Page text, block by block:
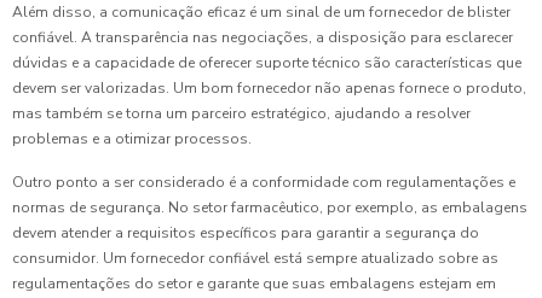
Além disso, a comunicação eficaz é um sinal de um fornecedor de blister
confiável. A transparência nas negociações, a disposição para esclarecer
dúvidas e a capacidade de oferecer suporte técnico são características que
devem ser valorizadas. Um bom fornecedor não apenas fornece o produto,
mas também se torna um parceiro estratégico, ajudando a resolver
problemas e a otimizar processos.
Outro ponto a ser considerado é a conformidade com regulamentações e
normas de segurança. No setor farmacêutico, por exemplo, as embalagens
devem atender a requisitos específicos para garantir a segurança do
consumidor. Um fornecedor confiável está sempre atualizado sobre as
regulamentações do setor e garante que suas embalagens estejam em